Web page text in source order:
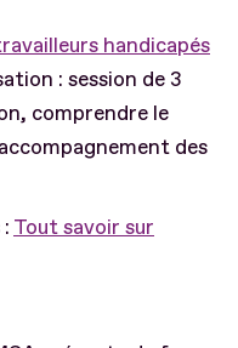
handicapés
: session de 3
comprendre le
des
Tout savoir sur